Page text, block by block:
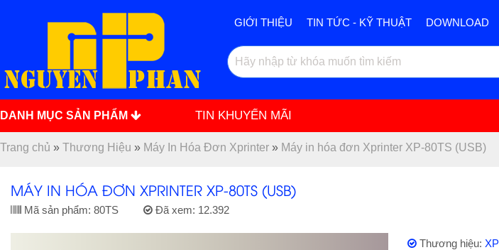
GIỚI THIỆU TIN TỨC - KỸ THUẬT DOWNLOAD
DANH MỤC SẢN PHẨM TIN KHUYẾN MÃI
Trang chủ » Thương Hiệu » Máy In Hóa Đơn Xprinter » Máy in hóa đơn Xprinter XP-80TS (USB)
MÁY IN HÓA ĐƠN XPRINTER XP-80TS (USB)
Mã sản phẩm: 80TS Đã xem: 12.392
Thương hiệu: